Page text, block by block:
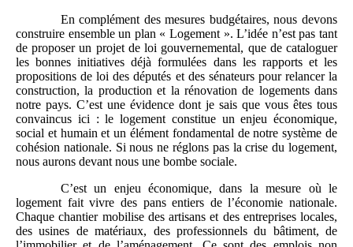
En complément des mesures budgétaires, nous devons
construire ensemble un plan « Logement ». L’idée n’est pas tant
de proposer un projet de loi gouvernemental, que de cataloguer
les bonnes initiatives déjà formulées dans les rapports et les
propositions de loi des députés et des sénateurs pour relancer la
construction, la production et la rénovation de logements dans
notre pays. C’est une évidence dont je sais que vous êtes tous
convaincus ici : le logement constitue un enjeu économique,
social et humain et un élément fondamental de notre système de
cohésion nationale. Si nous ne réglons pas la crise du logement,
nous aurons devant nous une bombe sociale.
C’est un enjeu économique, dans la mesure où le
logement fait vivre des pans entiers de l’économie nationale.
Chaque chantier mobilise des artisans et des entreprises locales,
des usines de matériaux, des professionnels du bâtiment, de